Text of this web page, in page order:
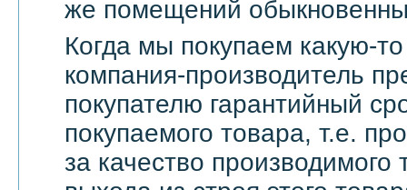
же помещений
Когда мы покупаем какую-
компания-производитель
покупателю гарантийный
покупаемого товара, т.е.
за качество производимого